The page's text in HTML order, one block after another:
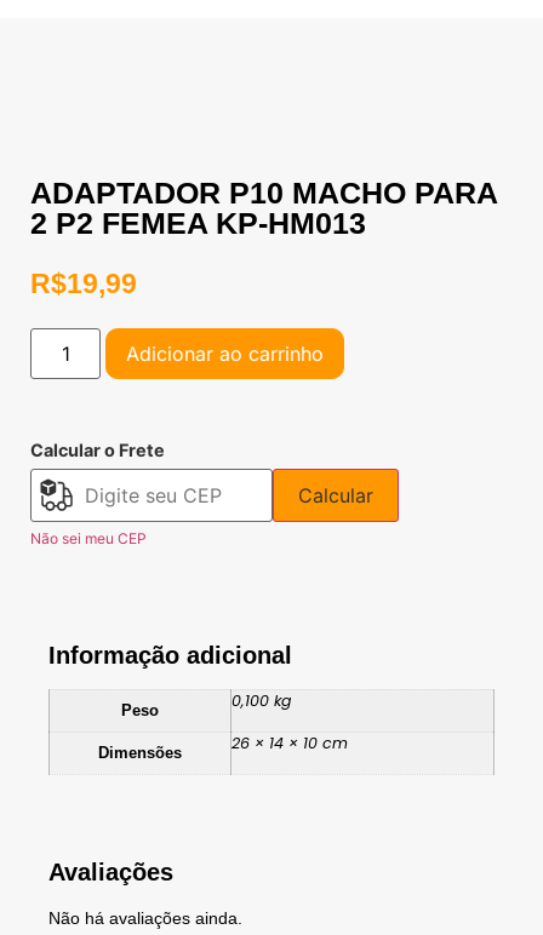
ADAPTADOR P10 MACHO PARA
2 P2 FEMEA KP-HM013
R$19,99
Adicionar ao carrinho
Calcular o Frete
Calcular
Não sei meu CEP
Informação adicional
Peso 0,100 kg
Dimensões 26 × 14 × 10 cm
Avaliações
Não há avaliações ainda.